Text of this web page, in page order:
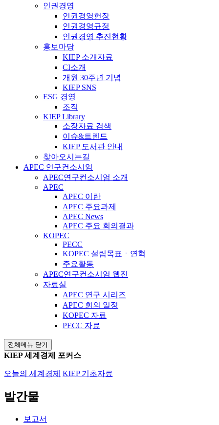
인권경영
인권경영헌장
인권경영규정
인권경영 추진현황
홍보마당
KIEP 소개자료
CI소개
개원 30주년 기념
KIEP SNS
ESG 경영
조직
KIEP Library
소장자료 검색
이슈&트렌드
KIEP 도서관 안내
찾아오시는길
APEC 연구컨소시엄
APEC연구컨소시엄 소개
APEC
APEC 이란
APEC 주요과제
APEC News
APEC 주요 회의결과
KOPEC
PECC
KOPEC 설립목표ㆍ연혁
주요활동
APEC연구컨소시엄 웹진
자료실
APEC 연구 시리즈
APEC 회의 일정
KOPEC 자료
PECC 자료
전체메뉴 닫기
KIEP 세계경제 포커스
오늘의 세계경제 KIEP 기초자료
발간물
보고서